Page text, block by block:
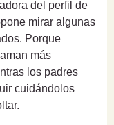
del perfil de
mirar algunas
Porque
más
los padres
cuidándolos